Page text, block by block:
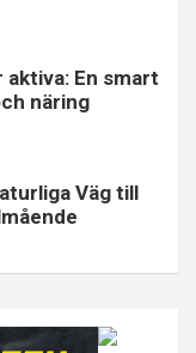
En smart
näring
Väg till